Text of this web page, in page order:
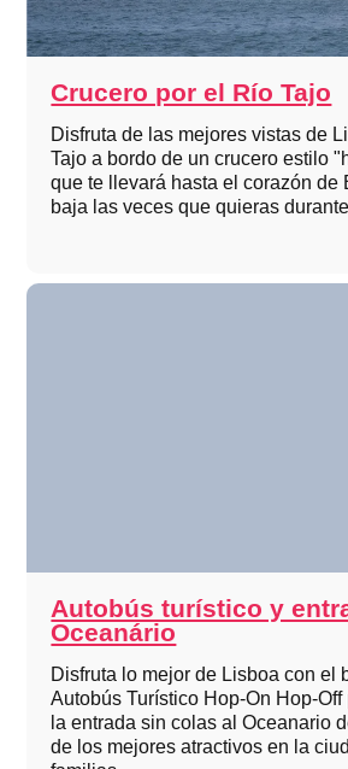
Crucero por el Río Tajo
Disfruta de las mejores vistas de
Tajo a bordo de un crucero estilo
que te llevará hasta el corazón de
baja las veces que quieras
Autobús turístico y
Oceanário
Disfruta lo mejor de Lisboa con el
Autobús Turístico Hop-On Hop-Off
la entrada sin colas al Oceanario
de los mejores atractivos en la